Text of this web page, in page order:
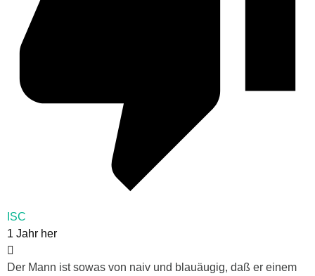
ISC
1 Jahr her
Der Mann ist sowas von naiv und blauäugig, daß er einem